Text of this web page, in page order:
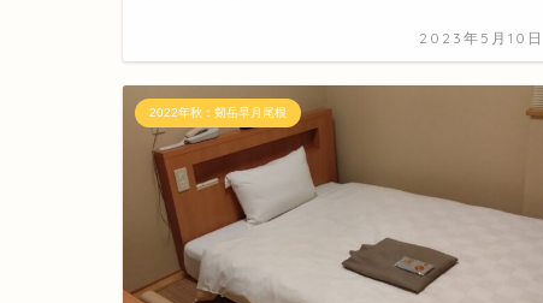
2023年5月10日
2022年秋：剱岳早月尾根